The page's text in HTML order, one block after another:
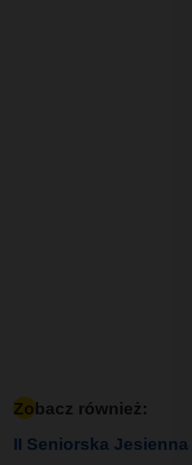
Zobacz również:
II Seniorska